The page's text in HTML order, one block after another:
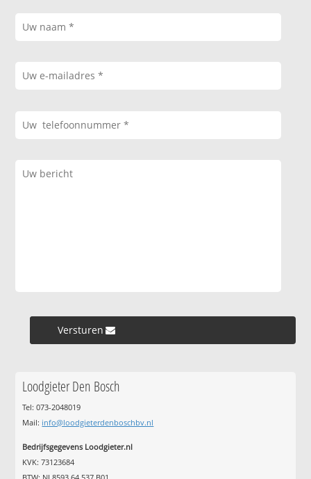
Versturen »
Loodgieter Den Bosch
Tel: 073-2048019
Mail: info@loodgieterdenboschbv.nl
Bedrijfsgegevens Loodgieter.nl
KVK: 73123684